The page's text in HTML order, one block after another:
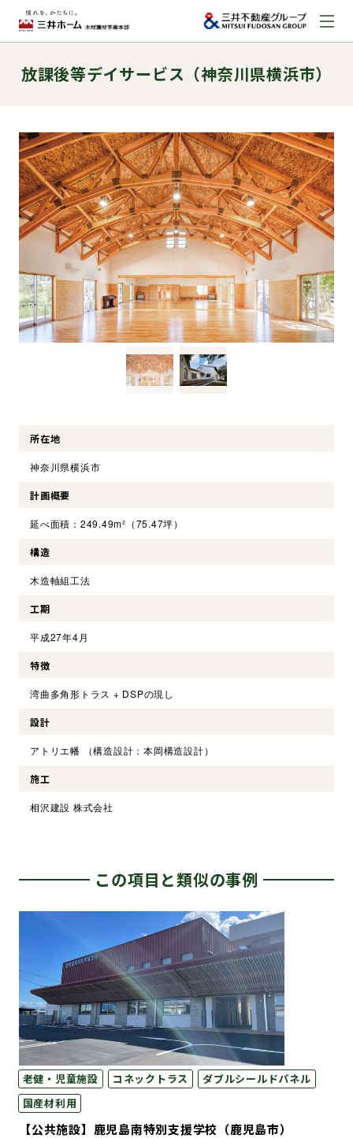
お問い合わせ
事業本部案内
事業内容
建築実例
取扱商品
環境・社会への取り組み
放課後等デイサービス（神奈川県横浜市）
所在地
神奈川県横浜市
計画概要
延べ面積：249.49m²（75.47坪）
構造
木造軸組工法
工期
平成27年4月
特徴
湾曲多角形トラス + DSPの現し
設計
アトリエ幡 （構造設計：本岡構造設計）
施工
相沢建設 株式会社
この項目と類似の事例
老健・児童施設 コネックトラス
ダブルシールドパネル
国産材利用
【公共施設】鹿児島南特別支援学校（鹿児島市）